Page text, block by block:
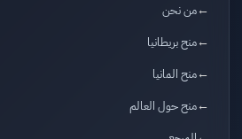
من نحن
منح بريطانيا
منح المانيا
منح حول العالم